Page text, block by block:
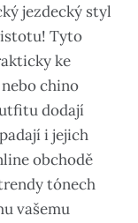
jezdecký styl
Tyto
ke
chino
dodají
i jejich
obchodě
tónech
vašemu